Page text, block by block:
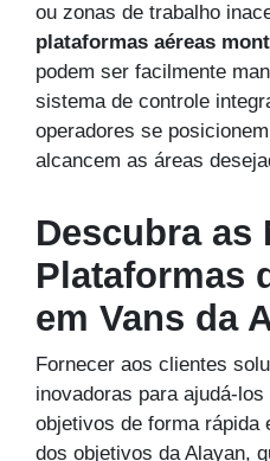
ou zonas de trabalho
plataformas aéreas
podem ser facilmente
sistema de controle
operadores se
alcancem as áreas
Descubra as
Plataformas
em Vans da
Fornecer aos clientes
inovadoras para ajudá-
objetivos de forma rápida
dos objetivos da Alayan,